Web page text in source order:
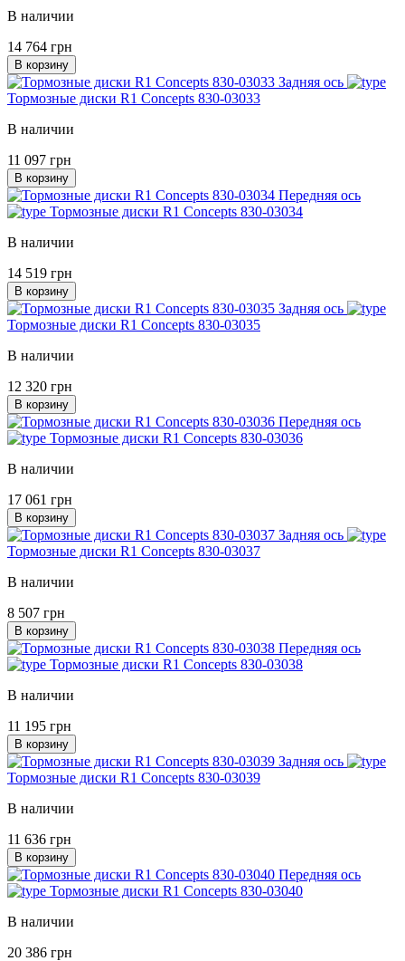
В наличии
14 764 грн
В корзину
Задняя ось
Тормозные диски R1 Concepts 830-03033
В наличии
11 097 грн
В корзину
Передняя ось
Тормозные диски R1 Concepts 830-03034
В наличии
14 519 грн
В корзину
Задняя ось
Тормозные диски R1 Concepts 830-03035
В наличии
12 320 грн
В корзину
Передняя ось
Тормозные диски R1 Concepts 830-03036
В наличии
17 061 грн
В корзину
Задняя ось
Тормозные диски R1 Concepts 830-03037
В наличии
8 507 грн
В корзину
Передняя ось
Тормозные диски R1 Concepts 830-03038
В наличии
11 195 грн
В корзину
Задняя ось
Тормозные диски R1 Concepts 830-03039
В наличии
11 636 грн
В корзину
Передняя ось
Тормозные диски R1 Concepts 830-03040
В наличии
20 386 грн